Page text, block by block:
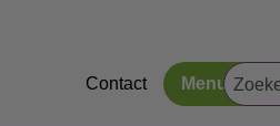
Contact Menu